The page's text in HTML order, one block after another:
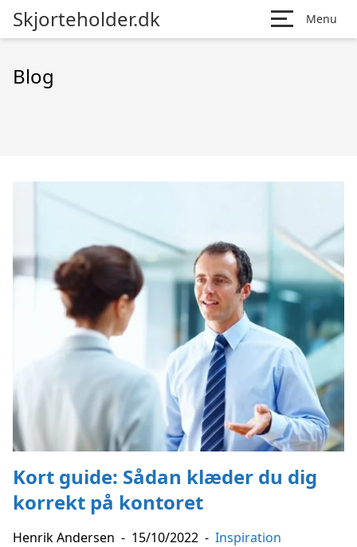
Skjorteholder.dk Menu
Blog
Kort guide: Sådan klæder du dig
korrekt på kontoret
Henrik Andersen - 15/10/2022 - Inspiration